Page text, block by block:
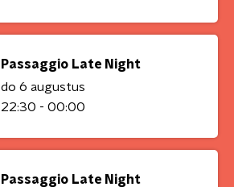
Passaggio Late Night
do 6 augustus
22:30 - 00:00
Passaggio Late Night